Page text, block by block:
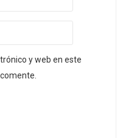
y web en este